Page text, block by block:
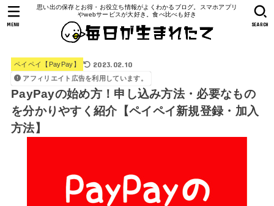
思い出の保存とお得・お役立ち情報がよくわかるブログ。スマホアプリ
やwebサービスが大好き。食べ比べも好き
SEARCH
MENU
ペイペイ【PayPay】 2023.02.10
アフィリエイト広告を利用しています。
PayPayの始め方！申し込み方法・必要なもの
を分かりやすく紹介【ペイペイ新規登録・加入
方法】